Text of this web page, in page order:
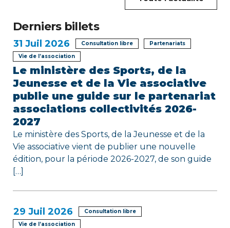
d
e
l
’
a
r
t
i
c
l
e
Derniers billets
31 Juil 2026 Consultation libre
Partenariats
Vie de l’association
Le ministère des Sports, de la
Jeunesse et de la Vie associative
publie une guide sur le partenariat
associations collectivités 2026-
2027
Le ministère des Sports, de la Jeunesse et de la
Vie associative vient de publier une nouvelle
édition, pour la période 2026-2027, de son guide
[…]
29 Juil 2026
Consultation libre
Vie de l’association